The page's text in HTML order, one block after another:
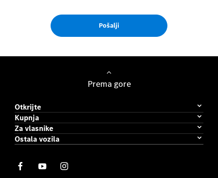
Pošalji
Prema gore
Otkrijte
Kupnja
Za vlasnike
Ostala vozila